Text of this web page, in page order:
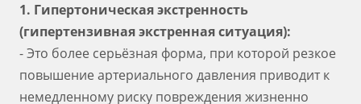
1. Гипертоническая экстренность
(гипертензивная экстренная ситуация):
- Это более серьёзная форма, при которой резкое
повышение артериального давления приводит к
немедленному риску повреждения жизненно